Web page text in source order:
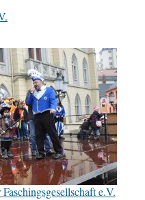
e.V.